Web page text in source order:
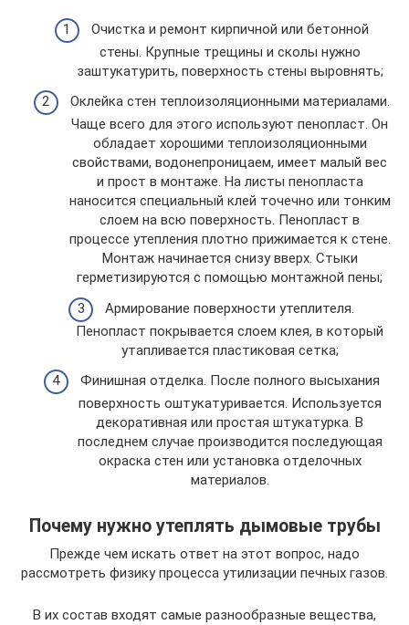
Очистка и ремонт кирпичной или бетонной
стены. Крупные трещины и сколы нужно
заштукатурить, поверхность стены выровнять;
Оклейка стен теплоизоляционными материалами.
Чаще всего для этого используют пенопласт. Он
обладает хорошими теплоизоляционными
свойствами, водонепроницаем, имеет малый вес
и прост в монтаже. На листы пенопласта
наносится специальный клей точечно или тонким
слоем на всю поверхность. Пенопласт в
процессе утепления плотно прижимается к стене.
Монтаж начинается снизу вверх. Стыки
герметизируются с помощью монтажной пены;
Армирование поверхности утеплителя.
Пенопласт покрывается слоем клея, в который
утапливается пластиковая сетка;
Финишная отделка. После полного высыхания
поверхность оштукатуривается. Используется
декоративная или простая штукатурка. В
последнем случае производится последующая
окраска стен или установка отделочных
материалов.
Почему нужно утеплять дымовые трубы
Прежде чем искать ответ на этот вопрос, надо
рассмотреть физику процесса утилизации печных газов.
В их состав входят самые разнообразные вещества,